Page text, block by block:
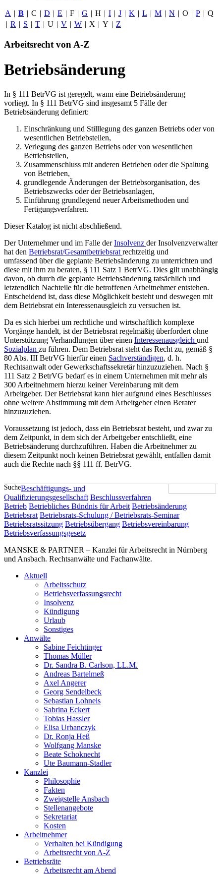
A | B | C | D | E | F | G | H | I | J | K | L | M | N | O | P | Q
| R | S | T | U | V | W | X | Y | Z
Arbeitsrecht von A-Z
Betriebsänderung
In § 111 BetrVG ist geregelt, wann eine Betriebsänderung
vorliegt. In § 111 BetrVG sind insgesamt 5 Fälle der
Betriebsänderung definiert:
Einschränkung und Stilllegung des ganzen Betriebs oder von
wesentlichen Betriebsteilen,
Verlegung des ganzen Betriebs oder von wesentlichen
Betriebsteilen,
Zusammenschluss mit anderen Betrieben oder die Spaltung
von Betrieben,
grundlegende Änderungen der Betriebsorganisation, des
Betriebszwecks oder der Betriebsanlagen,
Einführung grundlegend neuer Arbeitsmethoden und
Fertigungsverfahren.
Dieser Katalog ist nicht abschließend.
Der Unternehmer und im Falle derInsolvenz der Insolvenzverwalter
hat den Betriebsrat/Gesamtbetriebsrat rechtzeitig und
umfassend über die geplante Betriebsänderung zu unterrichten und
diese mit ihm zu beraten, § 111 Satz 1 BetrVG. Dies gilt unabhängig
davon, ob durch die geplante Betriebsänderung tatsächlich und
letztendlich Nachteile für die betroffenen Arbeitnehmer entstehen.
Entscheidend ist, dass diese Möglichkeit besteht und deswegen mit
dem Betriebsrat ein Interessenausgleich zu versuchen ist.
Da es sich hierbei um rechtliche und wirtschaftlich komplexe
Vorgänge handelt, ist der Betriebsrat regelmäßig überfordert ohne
Unterstützung Verhandlungen über einen Interessenausgleich und
Sozialplan zu führen. Dem Betriebsrat steht das Recht zu, gemäß §
80 Abs. III BetrVG hierfür einen Sachverständigen, d. h.
Rechtsanwalt oder Gewerkschaftssekretär hinzuzuziehen. Nach §
111 Satz 2 BetrVG bedarf es in einem Unternehmen mit mehr als
300 Arbeitnehmern hierzu keiner Vereinbarung mit dem
Arbeitgeber. Der Betriebsrat kann hier aufgrund eines Beschlusses
ohne weitere Abstimmung mit dem Arbeitgeber einen Berater
hinzuzuziehen.
Voraussetzung ist jedoch, dass ein Betriebsrat besteht, und zwar zu
dem Zeitpunkt, in dem sich der Arbeitgeber entschließt, eine
Betriebsänderung durchzuführen. Haben die Arbeitnehmer zu
diesem Zeitpunkt noch keinen Betriebsrat gewählt, entfallen damit
auch die Rechte nach §§ 111 ff. BetrVG.
SucheBeschäftigungs- und
Qualifizierungsgesellschaft Beschlussverfahren
Betrieb Betriebliches Bündnis für Arbeit Betriebsänderung
Betriebsrat Betriebsrats-Schulung / Betriebsrats-Seminar
Betriebsratssitzung Betriebsübergang Betriebsvereinbarung
Betriebsverfassungsgesetz
MANSKE & PARTNER – Kanzlei für Arbeitsrecht in Nürnberg
und Ansbach. Rechtsanwälte und Fachanwälte.
Aktuell
Arbeitsschutz
Betriebsverfassungsrecht
Insolvenz
Kündigung
Urlaub
Sonstiges
Anwälte
Sabine Feichtinger
Thomas Müller
Dr. Sandra B. Carlson, LL.M.
Andreas Bartelmeß
Axel Angerer
Georg Sendelbeck
Sebastian Lohneis
Sabrina Eckert
Tobias Hassler
Elisa Urbanczyk
Dr. Ronja Heß
Wolfgang Manske
Beate Schoknecht
Ute Baumann-Stadler
Kanzlei
Philosophie
Fakten
Zweigstelle Ansbach
Stellenangebote
Sekretariat
Kosten
Arbeitnehmer
Verhalten bei Kündigung
Arbeitsrecht von A-Z
Betriebsräte
Arbeitsrecht am Abend